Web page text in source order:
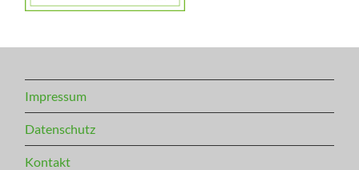
Impressum
Datenschutz
Kontakt